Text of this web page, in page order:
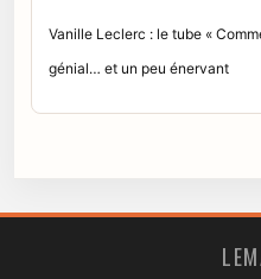
Vanille Leclerc : le tube «
génial… et un peu énervant